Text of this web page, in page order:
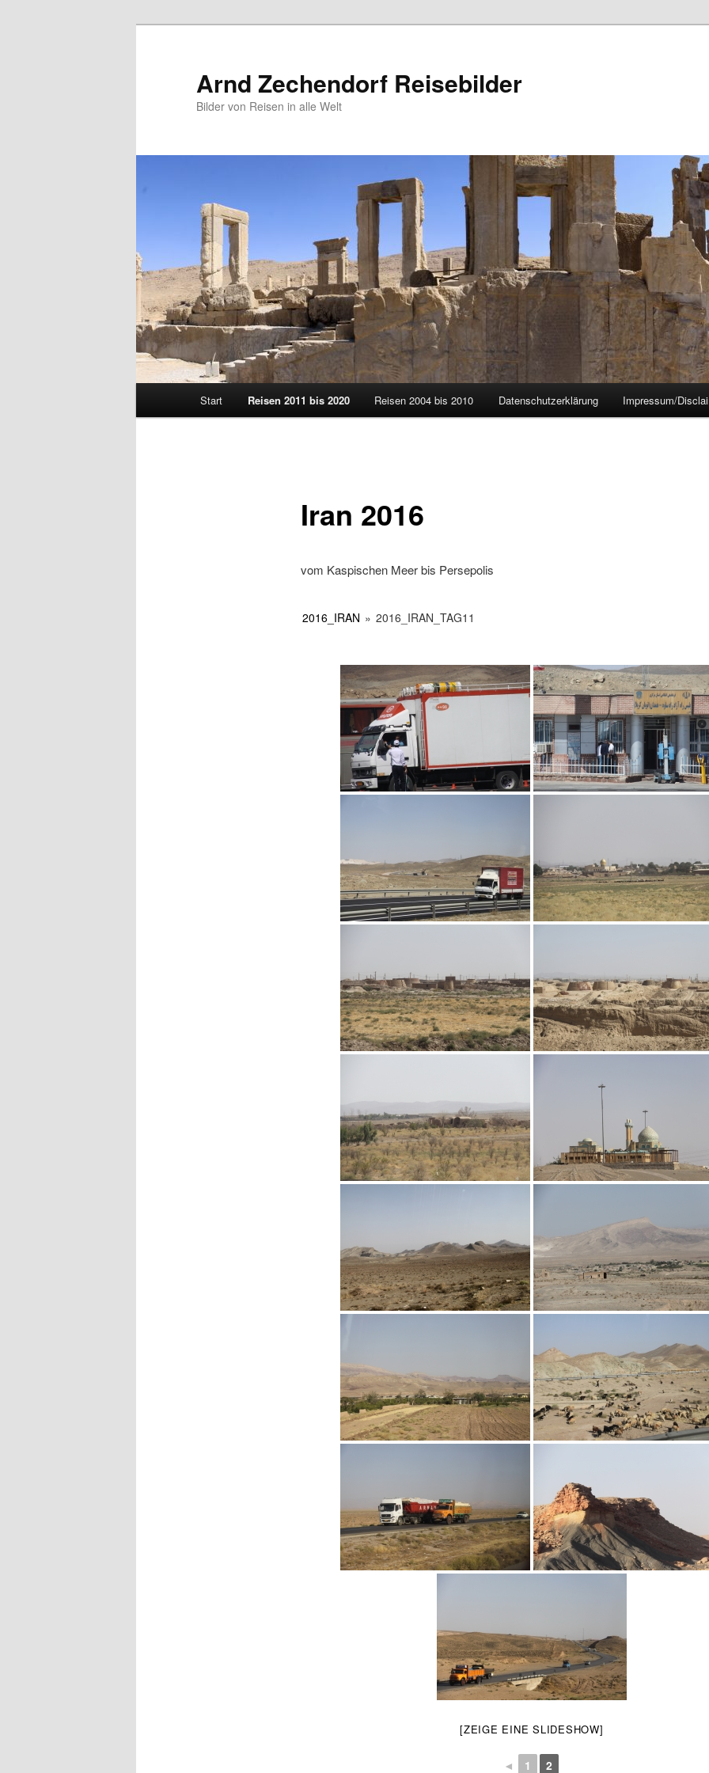
Arnd Zechendorf Reisebilder
Bilder von Reisen in alle Welt
Start Reisen 2011 bis 2020 Reisen 2004 bis 2010 Datenschutzerklärung Impressum/
Iran 2016
vom Kaspischen Meer bis Persepolis
2016_IRAN » 2016_IRAN_TAG11
[ZEIGE EINE SLIDESHOW]
◄ 1 2